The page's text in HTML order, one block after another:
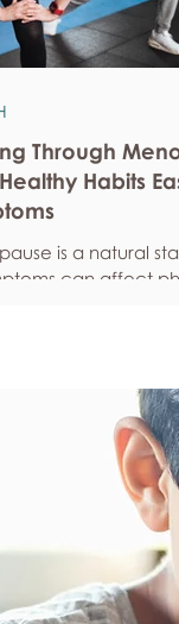
Through
Habits
is a natural
can affect
management,
common
of life, and
as they